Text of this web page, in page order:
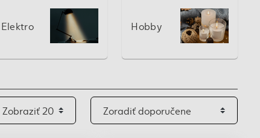
Elektro Hobby